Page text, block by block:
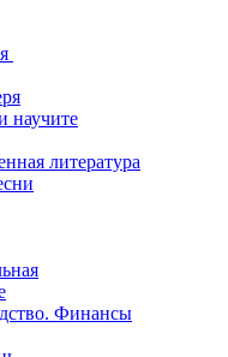
научите
литература
Финансы